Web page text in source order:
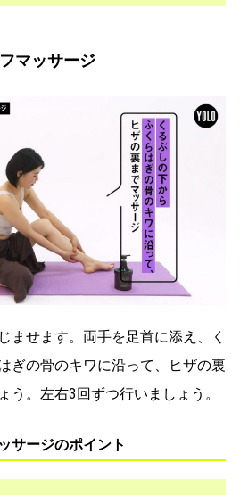
マッサージ
ませます。両手を足首に添え、く
ぎの骨のキワに沿って、ヒザの裏
う。左右3回ずつ行いましょう。
サージのポイント